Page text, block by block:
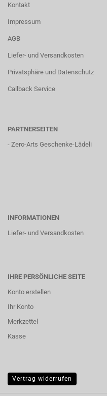
Kontakt
Impressum
AGB
Liefer- und Versandkosten
Privatsphäre und Datenschutz
Callback Service
PARTNERSEITEN
- Zero-Arts Geschenke-Lädeli
INFORMATIONEN
Liefer- und Versandkosten
IHRE PERSÖNLICHE SEITE
Konto erstellen
Ihr Konto
Merkzettel
Kasse
Vertrag widerrufen